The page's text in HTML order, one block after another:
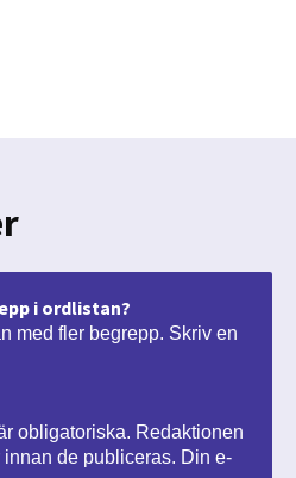
i ordlistan?
med fler begrepp. Skriv en
obligatoriska. Redaktionen
de publiceras. Din e-